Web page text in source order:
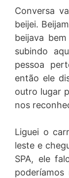
Conversa
beijei.
beijava
subindo
pessoa
então ele
outro lugar
nos
Liguei o
leste e
SPA, ele